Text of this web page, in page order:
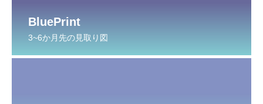
BluePrint
3~6か月先の見取り図